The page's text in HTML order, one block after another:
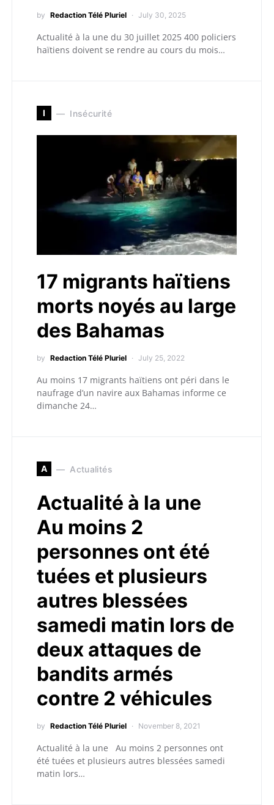
by Redaction Télé Pluriel July 30, 2025
Actualité à la une du 30 juillet 2025 400 policiers
haïtiens doivent se rendre au cours du mois…
I Insécurité
17 migrants haïtiens
morts noyés au large
des Bahamas
by Redaction Télé Pluriel July 25, 2022
Au moins 17 migrants haïtiens ont péri dans le
naufrage d’un navire aux Bahamas informe ce
dimanche 24…
A Actualités
Actualité à la une
Au moins 2
personnes ont été
tuées et plusieurs
autres blessées
samedi matin lors de
deux attaques de
bandits armés
contre 2 véhicules
by Redaction Télé Pluriel November 8, 2021
Actualité à la une Au moins 2 personnes ont
été tuées et plusieurs autres blessées samedi
matin lors…